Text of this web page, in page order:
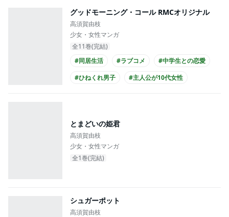
グッドモーニング・コール RMCオリジナル
高須賀由枝
少女・女性マンガ
全11巻(完結)
#同居生活
#ラブコメ
#中学生との恋愛
#ひねくれ男子
#主人公が10代女性
とまどいの姫君
高須賀由枝
少女・女性マンガ
全1巻(完結)
シュガーポット
高須賀由枝